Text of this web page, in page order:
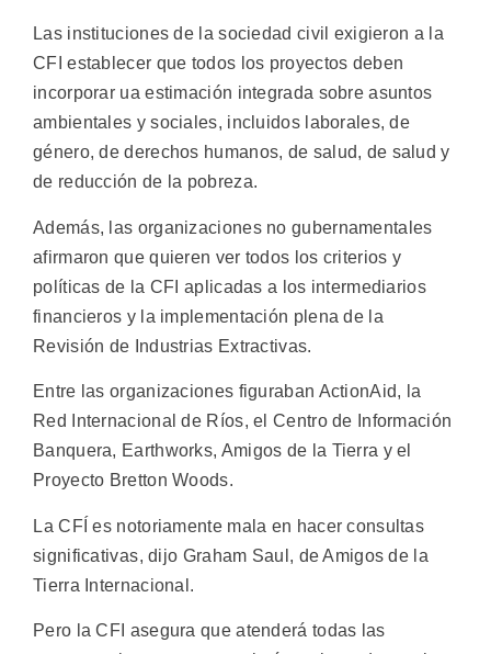
Las instituciones de la sociedad civil exigieron a la
CFI establecer que todos los proyectos deben
incorporar ua estimación integrada sobre asuntos
ambientales y sociales, incluidos laborales, de
género, de derechos humanos, de salud, de salud y
de reducción de la pobreza.
Además, las organizaciones no gubernamentales
afirmaron que quieren ver todos los criterios y
políticas de la CFI aplicadas a los intermediarios
financieros y la implementación plena de la
Revisión de Industrias Extractivas.
Entre las organizaciones figuraban ActionAid, la
Red Internacional de Ríos, el Centro de Información
Banquera, Earthworks, Amigos de la Tierra y el
Proyecto Bretton Woods.
La CFÍ es notoriamente mala en hacer consultas
significativas, dijo Graham Saul, de Amigos de la
Tierra Internacional.
Pero la CFI asegura que atenderá todas las